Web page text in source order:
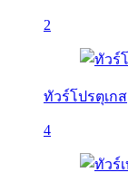
2
ทัวร์โปรตุเกส
4